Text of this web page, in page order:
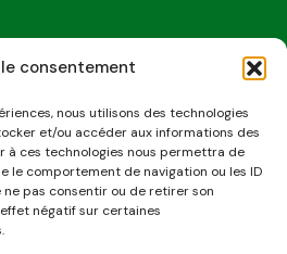
consentement
nous utilisons des technologies
et/ou accéder aux informations des
à ces technologies nous permettra de
le comportement de navigation ou les ID
pas consentir ou de retirer son
négatif sur certaines